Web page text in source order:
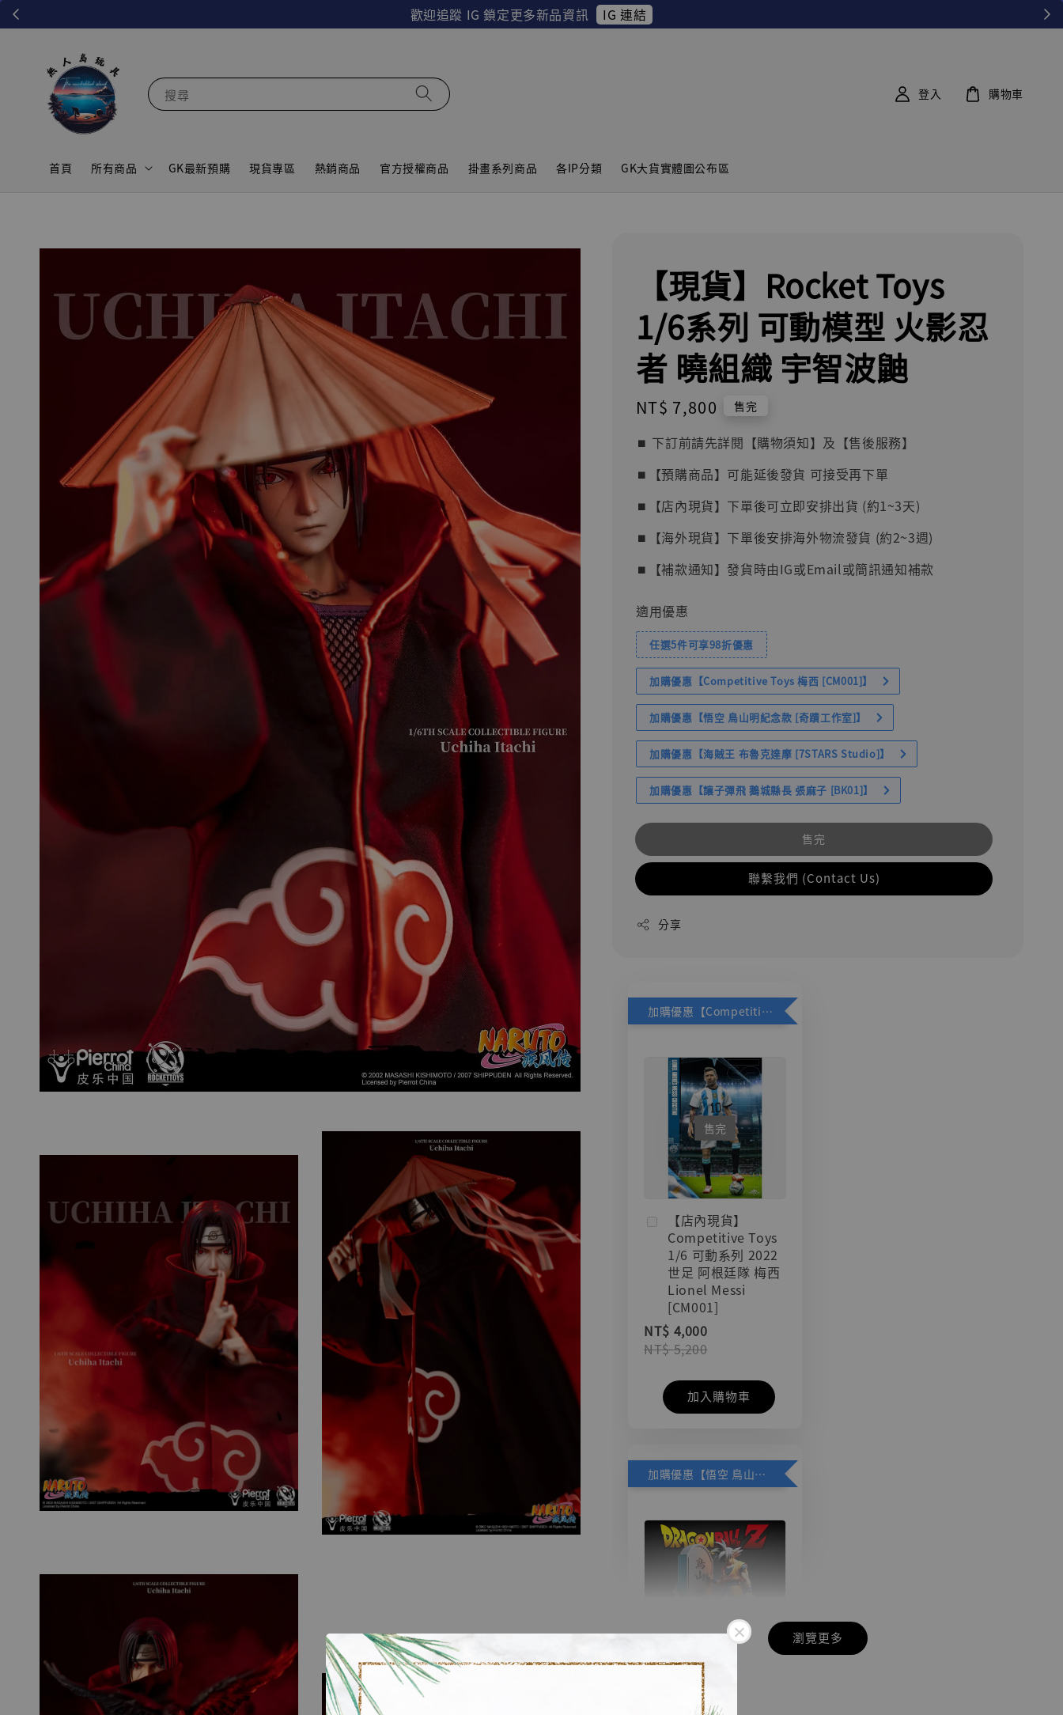
歡迎追蹤 IG 鎖定更多新品資訊 IG 連結
搜尋
首頁 所有商品 GK最新預購 現貨專區 熱銷商品 官方授權商品 掛畫系列商品 各IP分類 GK大貨實體圖公布區
登入 購物車
【現貨】Rocket Toys
1/6系列 可動模型 火影忍
者 曉組織 宇智波鼬
Regular
price
NT$ 7,800 售完
⏹︎ 下訂前請先詳閱【購物須知】及【售後服務】
⏹︎【預購商品】可能延後發貨 可接受再下單
⏹︎【店內現貨】下單後可立即安排出貨 (約1~3天)
⏹︎【海外現貨】下單後安排海外物流發貨 (約2~3週)
⏹︎【補款通知】發貨時由IG或Email或簡訊通知補款
適用優惠
任選5件可享98折優惠
加購優惠【Competitive Toys 梅西 [CM001]】
加購優惠【悟空 鳥山明紀念款 [奇蹟工作室]】
加購優惠【海賊王 布魯克達摩 [7STARS Studio]】
加購優惠【讓子彈飛 鵝城縣長 張麻子 [BK01]】
售完
聯繫我們 (Contact Us)
分享
加購優惠【Competitive Toys 梅西 [CM001]】
售完
【店內現貨】
Competitive Toys
1/6 可動系列 2022
世足 阿根廷隊 梅西
Lionel Messi
[CM001]
NT$ 4,000
NT$ 5,200
加入購物車
加購優惠【悟空 鳥山明紀念款 [奇蹟工作室]】
【店內現貨】七龍珠
系列蒐藏雕像 悟空
瀏覽更多
🏝【無人島玩具】